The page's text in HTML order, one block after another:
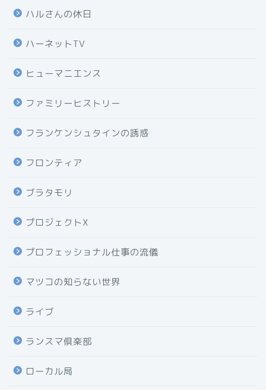
ハルさんの休日
ハーネットTV
ヒューマニエンス
ファミリーヒストリー
フランケンシュタインの誘惑
フロンティア
ブラタモリ
プロジェクトX
プロフェッショナル仕事の流儀
マツコの知らない世界
ライブ
ランスマ倶楽部
ローカル局